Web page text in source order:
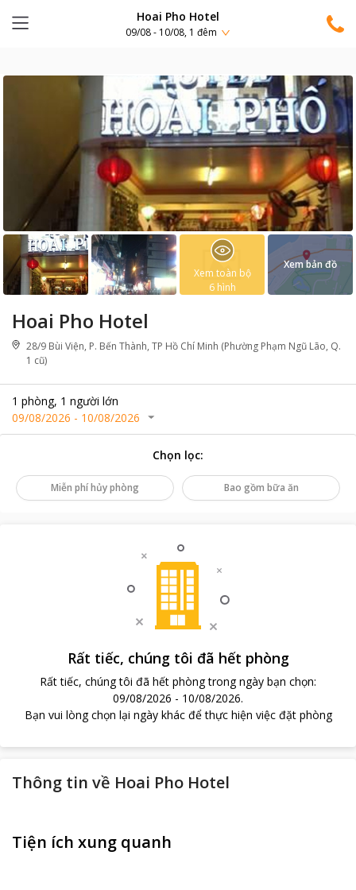
Hoai Pho Hotel
09/08 - 10/08, 1 đêm
Hoai Pho Hotel
28/9 Bùi Viện, P. Bến Thành, TP Hồ Chí Minh (Phường Phạm Ngũ Lão, Q.
1 cũ)
1 phòng, 1 người lớn
09/08/2026 - 10/08/2026
Xem toàn bộ
6 hình
Xem bản đồ
Chọn lọc:
Miễn phí hủy phòng Bao gồm bữa ăn
Rất tiếc, chúng tôi đã hết phòng
Rất tiếc, chúng tôi đã hết phòng trong ngày bạn chọn:
09/08/2026 - 10/08/2026.
Bạn vui lòng chọn lại ngày khác để thực hiện việc đặt phòng
Thông tin về Hoai Pho Hotel
Tiện ích xung quanh